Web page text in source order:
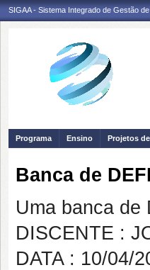
SIGAA - Sistema Integrado de Gestão
Programa Ensino Projetos
Banca de
Uma banca de
DISCENTE :
DATA : 10/04/